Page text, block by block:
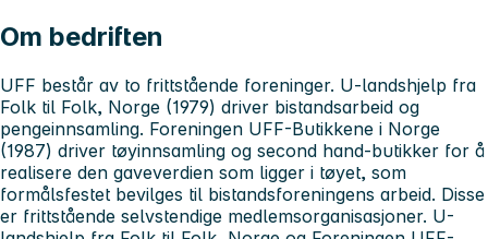
Om bedriften
UFF består av to frittstående foreninger. U-landshjelp fra
Folk til Folk, Norge (1979) driver bistandsarbeid og
pengeinnsamling. Foreningen UFF-Butikkene i Norge
(1987) driver tøyinnsamling og second hand-butikker for å
realisere den gaveverdien som ligger i tøyet, som
formålsfestet bevilges til bistandsforeningens arbeid. Disse
er frittstående selvstendige medlemsorganisasjoner. U-